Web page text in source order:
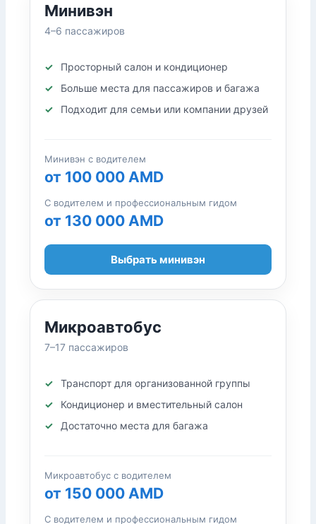
Минивэн
4–6 пассажиров
Просторный салон и кондиционер
Больше места для пассажиров и багажа
Подходит для семьи или компании друзей
Минивэн с водителем
от 100 000 AMD
С водителем и профессиональным гидом
от 130 000 AMD
Выбрать минивэн
Микроавтобус
7–17 пассажиров
Транспорт для организованной группы
Кондиционер и вместительный салон
Достаточно места для багажа
Микроавтобус с водителем
от 150 000 AMD
С водителем и профессиональным гидом